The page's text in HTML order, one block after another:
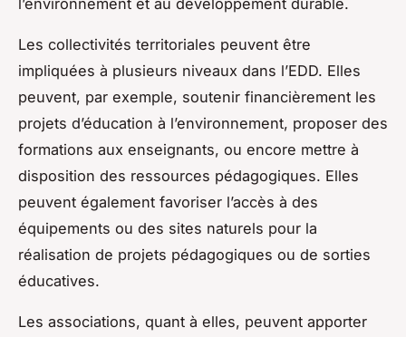
l’environnement et au développement durable.
Les collectivités territoriales peuvent être
impliquées à plusieurs niveaux dans l’EDD. Elles
peuvent, par exemple, soutenir financièrement les
projets d’éducation à l’environnement, proposer des
formations aux enseignants, ou encore mettre à
disposition des ressources pédagogiques. Elles
peuvent également favoriser l’accès à des
équipements ou des sites naturels pour la
réalisation de projets pédagogiques ou de sorties
éducatives.
Les associations, quant à elles, peuvent apporter